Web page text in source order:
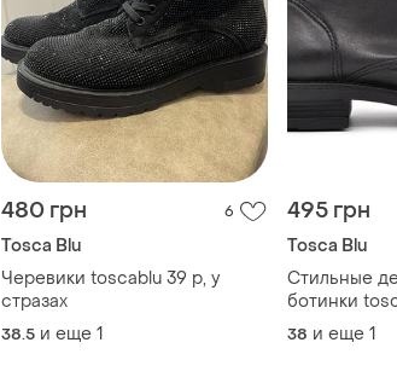
480 грн 6
Tosca Blu
Черевики toscablu 39 р, у
стразах
38.5 и еще 1
495 грн
Tosca Blu
Стильные
ботинки
38 и еще 1